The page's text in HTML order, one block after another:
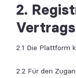
2.
2.1 Die Plattform
2.2 Für den